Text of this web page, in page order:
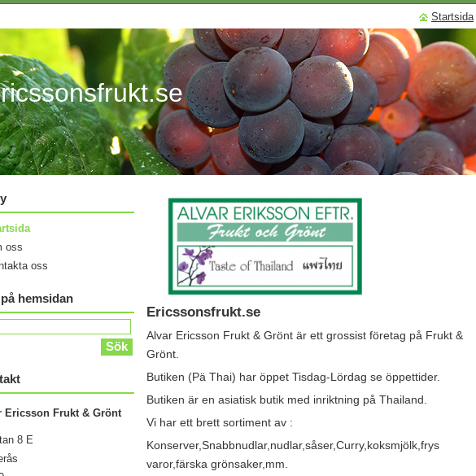
Ericssonsfrukt.se
Alvar Ericsson Frukt & Grönt är ett grossist företag på Frukt &
Grönt.
Butiken (Pä Thai) har öppet Tisdag-Lördag se öppettider.
Butiken är en asiatisk butik med inriktning på Thailand.
Vi har ett brett sortiment av :
Konserver,Snabbnudlar,nudlar,såser,Curry,koksmjölk,frys
varor,färska grönsaker,mm.
oss
oss
hemsidan
Ericsson Frukt & Grönt
8 E
Startsida